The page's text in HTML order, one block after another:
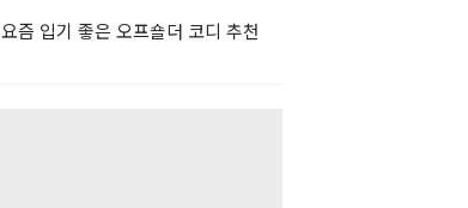
요즘 입기 좋은 오프숄더 코디 추천